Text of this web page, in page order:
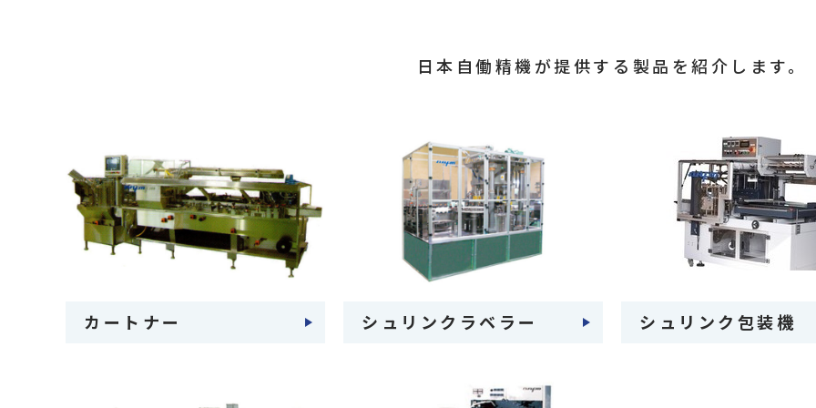
日本自働精機が提供する製品を紹介します。
カートナー シュリンクラベラー シュリンク包装機